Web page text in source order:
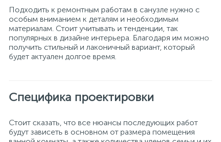
Подходить к ремонтным работам в санузле нужно с
особым вниманием к деталям и необходимым
материалам. Стоит учитывать и тенденции, так
популярных в дизайне интерьера. Благодаря им можно
получить стильный и лаконичный вариант, который
будет актуален долгое время.
Специфика проектировки
Стоит сказать, что все нюансы последующих работ
будут зависеть в основном от размера помещения